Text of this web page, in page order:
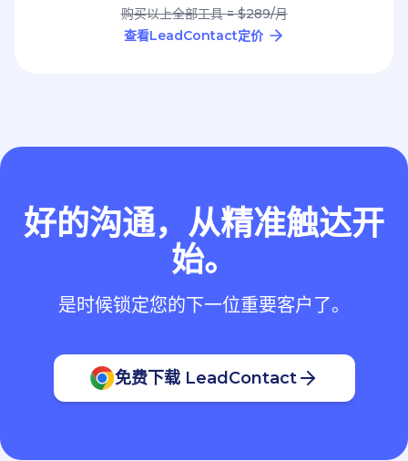
购买以上全部工具 = $289/月
查看LeadContact定价
好的沟通，从精准触达开
始。
是时候锁定您的下一位重要客户了。
免费下载 LeadContact